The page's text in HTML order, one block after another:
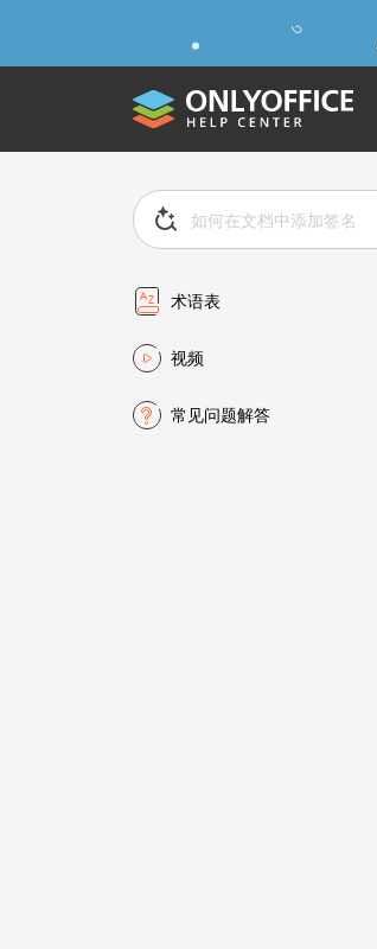
术语表
视频
常见问题解答